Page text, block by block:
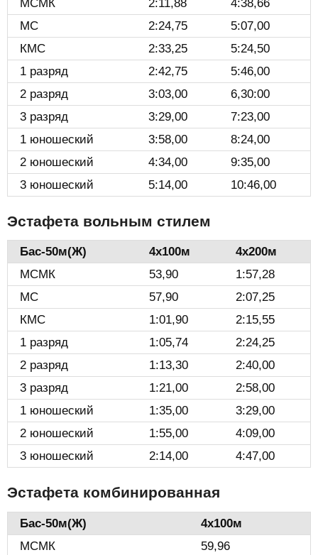
МСМК
2:11,88
4:38,66
МС
2:24,75
5:07,00
КМС
2:33,25
5:24,50
1 разряд
2:42,75
5:46,00
2 разряд
3:03,00
6,30:00
3 разряд
3:29,00
7:23,00
1 юношеский
3:58,00
8:24,00
2 юношеский
4:34,00
9:35,00
3 юношеский
5:14,00 10:46,00
Эстафета вольным стилем
Бас-50м(Ж)️ 4х100м
4х200м
МСМК
53,90
1:57,28
МС
57,90
2:07,25
КМС
1:01,90
2:15,55
1 разряд
1:05,74
2:24,25
2 разряд
1:13,30
2:40,00
3 разряд
1:21,00
2:58,00
1 юношеский
1:35,00
3:29,00
2 юношеский
1:55,00
4:09,00
3 юношеский
2:14,00 4:47,00
Эстафета комбинированная
Бас-50м(Ж)️
4х100м
МСМК
59,96